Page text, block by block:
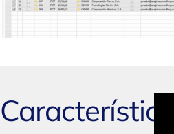
Características